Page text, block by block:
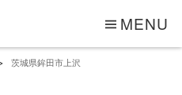
MENU
茨城県鉾田市上沢